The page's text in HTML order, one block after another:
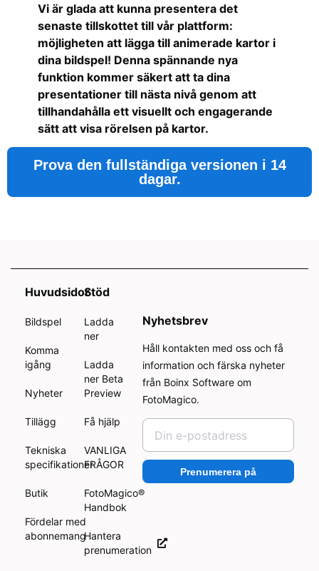
Vi är glada att kunna presentera det
senaste tillskottet till vår plattform:
möjligheten att lägga till animerade kartor i
dina bildspel! Denna spännande nya
funktion kommer säkert att ta dina
presentationer till nästa nivå genom att
tillhandahålla ett visuellt och engagerande
sätt att visa rörelsen på kartor.
Prova den fullständiga versionen i 14
dagar.
Huvudsidor
Bildspel
Komma
igång
Nyheter
Tillägg
Tekniska
specifikationer
Butik
Fördelar med
abonnemang
Stöd
Ladda
ner
Ladda
ner Beta
Preview
Få hjälp
VANLIGA
FRÅGOR
FotoMagico®
Handbok
Hantera
prenumeration
Nyhetsbrev
Håll kontakten med oss och få
information och färska nyheter
från Boinx Software om
FotoMagico.
Prenumerera på